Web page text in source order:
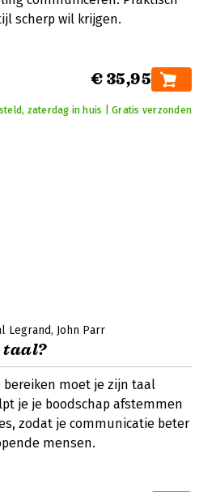
scherp wil krijgen.
€ 35,95
zaterdag in huis | Gratis verzonden
Legrand John Parr
moet je zijn taal
je je boodschap afstemmen
zodat je communicatie beter
mensen.